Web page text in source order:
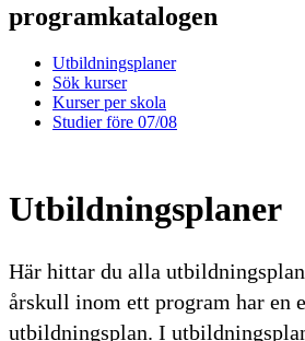
programkatalogen
Utbildningsplaner
Sök kurser
Kurser per skola
Studier före 07/08
Utbildningsplaner
Här hittar du alla
årskull inom ett program har en
utbildningsplan. I